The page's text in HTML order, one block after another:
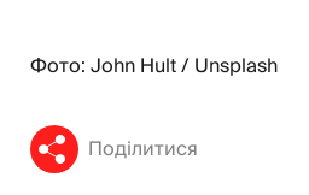
Фото: John Hult / Unsplash
Поділитися